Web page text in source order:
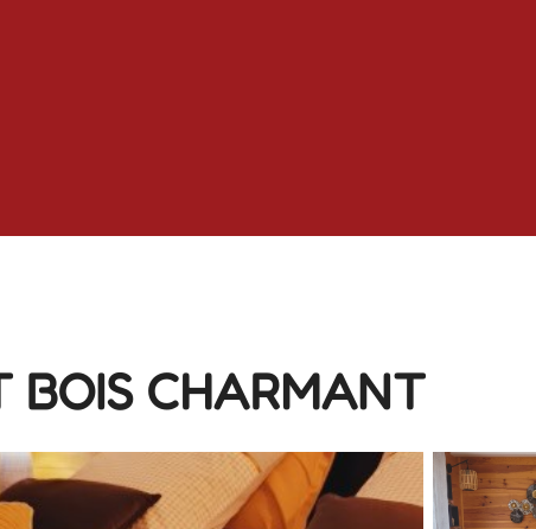
BOIS CHARMANT